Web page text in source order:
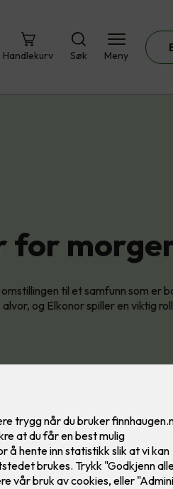
Handlekurv Søk Meny
for
til et samfunn som er
og Elkonor spiller en viktig